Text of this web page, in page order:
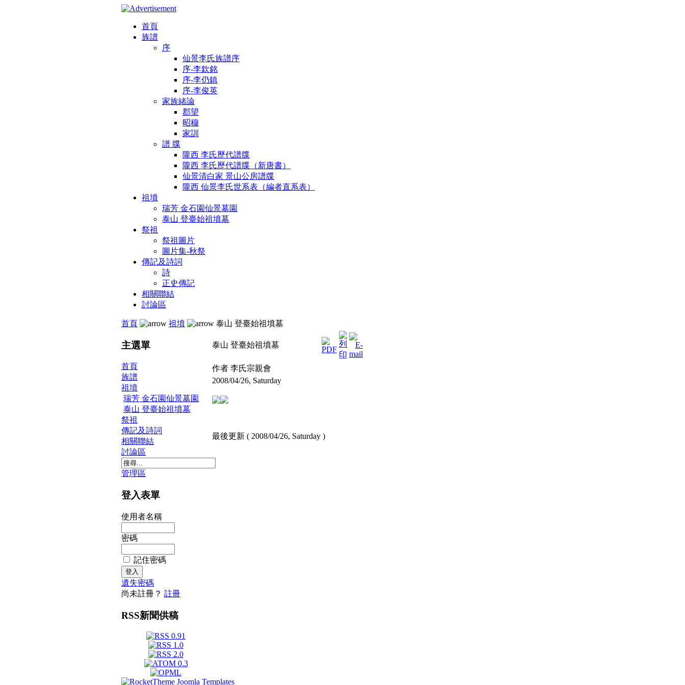
首頁
族譜
序
仙景李氏族譜序
序-李欽銘
序-李仍鎮
序-李俊英
家族緒論
郡望
昭穆
家訓
譜 牒
隴西 李氏歷代譜牒
隴西 李氏歷代譜牒（新唐書）
仙景清白家 景山公房譜牒
隴西 仙景李氏世系表（編者直系表）
祖墳
瑞芳 金石園仙景墓園
泰山 登臺始祖墳墓
祭祖
祭祖圖片
圖片集-秋祭
傳記及詩詞
詩
正史傳記
相關聯結
討論區
首頁 祖墳 泰山 登臺始祖墳墓
主選單
首頁
族譜
祖墳
瑞芳 金石園仙景墓園
泰山 登臺始祖墳墓
祭祖
傳記及詩詞
相關聯結
討論區
管理區
登入表單
使用者名稱
密碼
記住密碼
遺失密碼
尚未註冊？ 註冊
RSS新聞供稿
泰山 登臺始祖墳墓
作者 李氏宗親會
2008/04/26, Saturday
最後更新 ( 2008/04/26, Saturday )